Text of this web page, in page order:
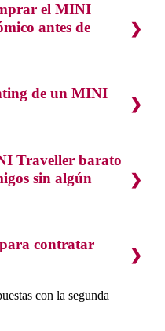
el MINI
antes de
de un MINI
Traveller barato
sin algún
contratar
con la segunda